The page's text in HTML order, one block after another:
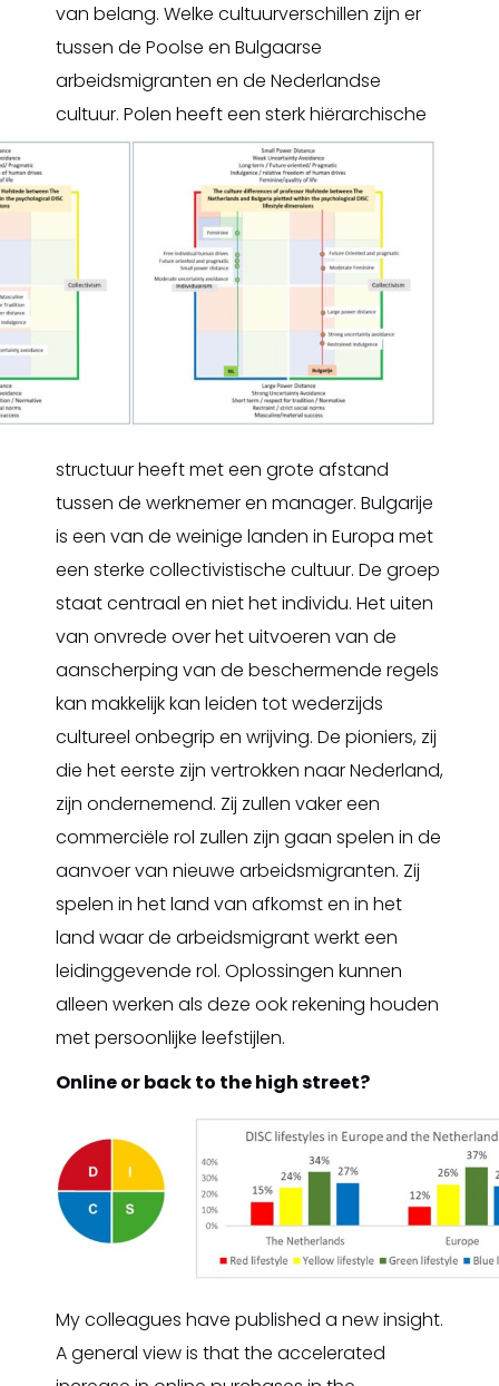
van belang. Welke cultuurverschillen zijn er
tussen de Poolse en Bulgaarse
arbeidsmigranten en de Nederlandse
cultuur. Polen heeft een sterk hiërarchische
structuur heeft met een grote afstand
tussen de werknemer en manager. Bulgarije
is een van de weinige landen in Europa met
een sterke collectivistische cultuur. De groep
staat centraal en niet het individu. Het uiten
van onvrede over het uitvoeren van de
aanscherping van de beschermende regels
kan makkelijk kan leiden tot wederzijds
cultureel onbegrip en wrijving. De pioniers, zij
die het eerste zijn vertrokken naar Nederland,
zijn ondernemend. Zij zullen vaker een
commerciële rol zullen zijn gaan spelen in de
aanvoer van nieuwe arbeidsmigranten. Zij
spelen in het land van afkomst en in het
land waar de arbeidsmigrant werkt een
leidinggevende rol. Oplossingen kunnen
alleen werken als deze ook rekening houden
met persoonlijke leefstijlen.
Online or back to the high street?
My colleagues have published a new insight.
A general view is that the accelerated